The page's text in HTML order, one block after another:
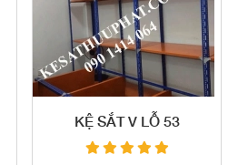
KỆ SẮT V LỖ 53